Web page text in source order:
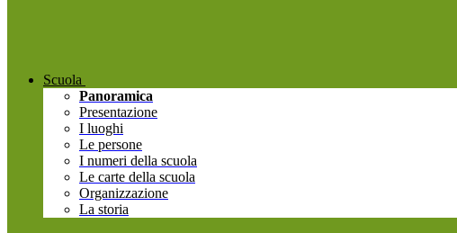
Scuola
Panoramica
Presentazione
I luoghi
Le persone
I numeri della scuola
Le carte della scuola
Organizzazione
La storia